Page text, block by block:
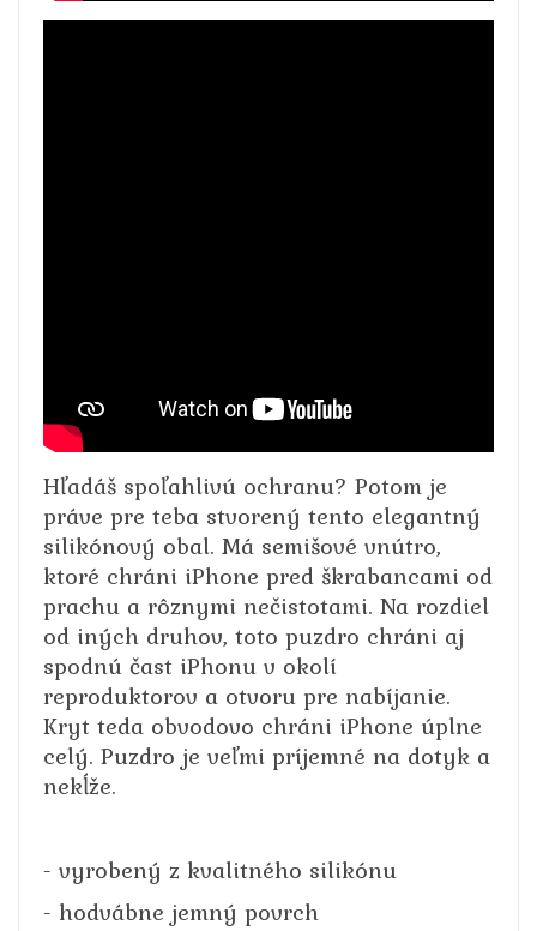
Hľadáš spoľahlivú ochranu? Potom je
práve pre teba stvorený tento elegantný
silikónový obal. Má semišové vnútro,
ktoré chráni iPhone pred škrabancami od
prachu a rôznymi nečistotami. Na rozdiel
od iných druhov, toto puzdro chráni aj
spodnú čast iPhonu v okolí
reproduktorov a otvoru pre nabíjanie.
Kryt teda obvodovo chráni iPhone úplne
celý. Puzdro je veľmi príjemné na dotyk a
nekĺže.
- vyrobený z kvalitného silikónu
- hodvábne jemný povrch